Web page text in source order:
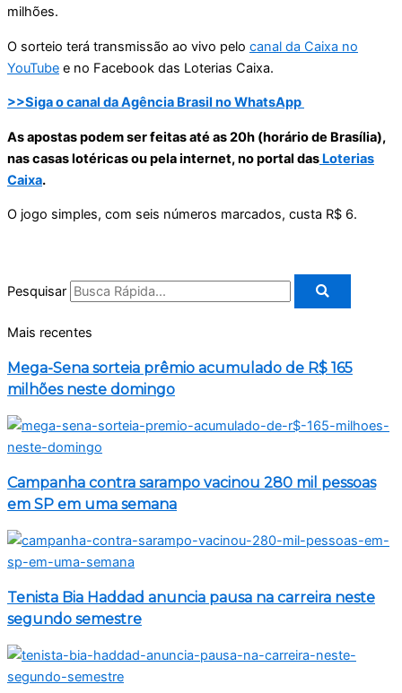
milhões.
O sorteio terá transmissão ao vivo pelo canal da Caixa no
YouTube e no Facebook das Loterias Caixa.
>>Siga o canal da Agência Brasil no WhatsApp
As apostas podem ser feitas até as 20h (horário de Brasília),
nas casas lotéricas ou pela internet, no portal das Loterias
Caixa.
O jogo simples, com seis números marcados, custa R$ 6.
Pesquisar
Mais recentes
Mega-Sena sorteia prêmio acumulado de R$ 165
milhões neste domingo
Campanha contra sarampo vacinou 280 mil pessoas
em SP em uma semana
Tenista Bia Haddad anuncia pausa na carreira neste
segundo semestre